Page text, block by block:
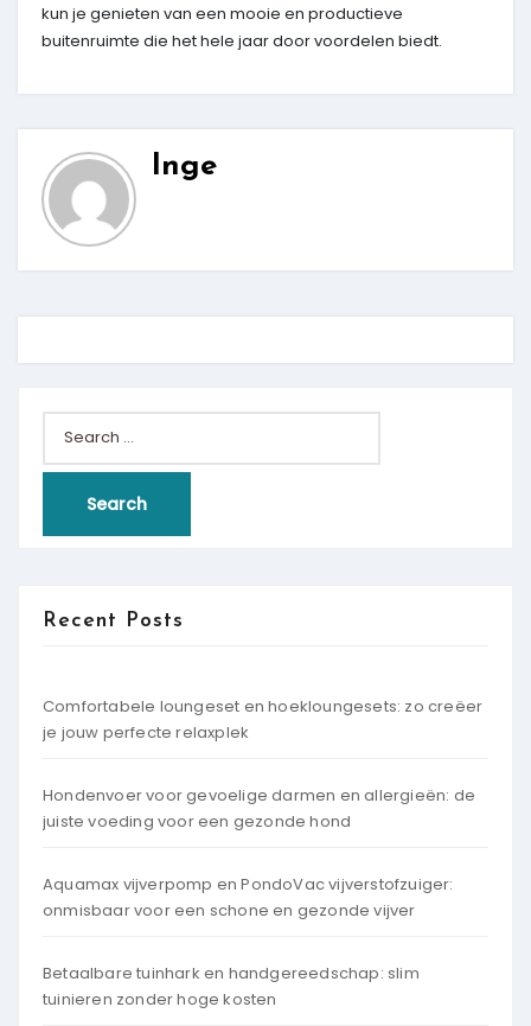
kun je genieten van een mooie en productieve
buitenruimte die het hele jaar door voordelen biedt.
Inge
Recent Posts
Comfortabele loungeset en hoekloungesets: zo creëer
je jouw perfecte relaxplek
Hondenvoer voor gevoelige darmen en allergieën: de
juiste voeding voor een gezonde hond
Aquamax vijverpomp en PondoVac vijverstofzuiger:
onmisbaar voor een schone en gezonde vijver
Betaalbare tuinhark en handgereedschap: slim
tuinieren zonder hoge kosten